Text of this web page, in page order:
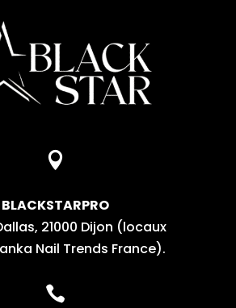

BLACKSTARPRO
21000 Dijon (locaux
Nail Trends France).
